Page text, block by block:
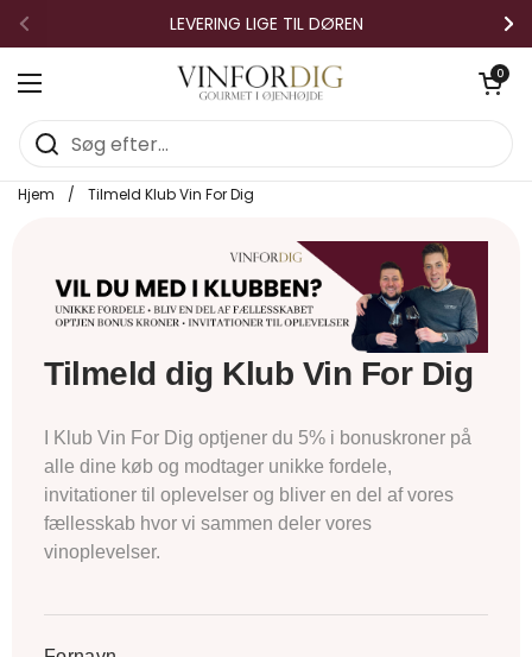
Gå til indhold
Forrige
LEVERING LIGE TIL DØREN
Åbn menuen
Åben
0
Hjem / Tilmeld Klub Vin For Dig